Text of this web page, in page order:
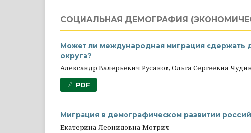
СОЦИАЛЬНАЯ ДЕМОГРАФИЯ
Может ли международная миграция сдержать
округа?
Александр Валерьевич Русанов, Ольга Сергеевна
PDF
Миграция в демографическом развитии
Екатерина Леонидовна Мотрич